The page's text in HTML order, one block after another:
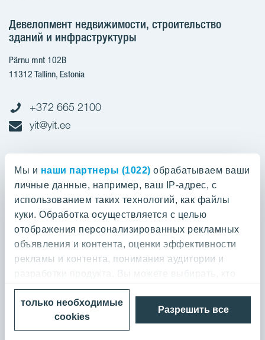
Мы и наши партнеры (1022) обрабатываем ваши
личные данные, например, ваш IP-адрес, с
использованием таких технологий, как файлы
куки. Обработка осуществляется с целью
отображения персонализированных рекламных
объявления и контента, оценки эффективности
рекламы и контента, понимания аудитории и
разработки продукта. Вы можете выбирать, кто
может использовать ваши данные и для каких
целей.
Если вы разрешите, мы также хотели бы:
Разрешить все
только необходимые
cookies
Девелопмент недвижимости, строительство
зданий и инфраструктуры
Pärnu mnt 102B
11312 Tallinn, Estonia
+372 665 2100
yit@yit.ee
Cчет-фактура
Регистрационный номер: 10093801
pdfinvoices.yit.eesti@bscs.basware.com
О предприятии
Кодекс норм поведения
Контакт
Выполненные работы и отзывы
YIT Finland
Политика конфиденциальности
© 2026 YIT Corporation